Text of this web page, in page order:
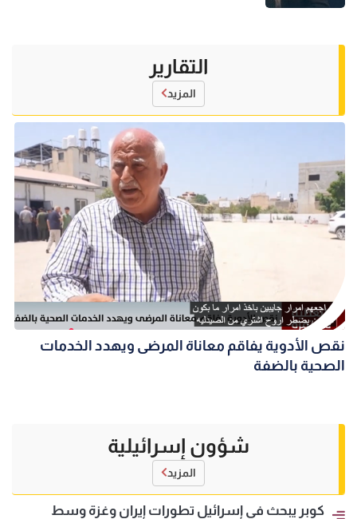
التقارير
المزيد
نقص الأدوية يفاقم معاناة المرضى ويهدد الخدمات
الصحية بالضفة
شؤون إسرائيلية
المزيد
كوبر يبحث في إسرائيل تطورات إيران وغزة وسط